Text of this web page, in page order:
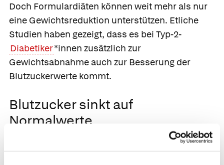
Doch Formulardiäten können weit mehr als nur
eine Gewichtsreduktion unterstützen. Etliche
Studien haben gezeigt, dass es bei Typ-2-
Diabetiker*innen zusätzlich zur
Gewichtsabnahme auch zur Besserung der
Blutzuckerwerte kommt.
Blutzucker sinkt auf
Normalwerte
Wie gut das klappt, wurde in einer britischen